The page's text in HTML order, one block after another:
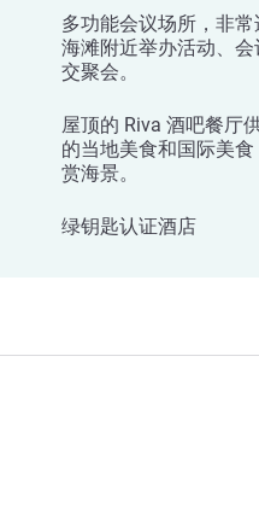
多功能会议场所，非常
海滩附近举办活动、会
交聚会。
屋顶的 Riva 酒吧餐厅
的当地美食和国际美食
赏海景。
绿钥匙认证酒店